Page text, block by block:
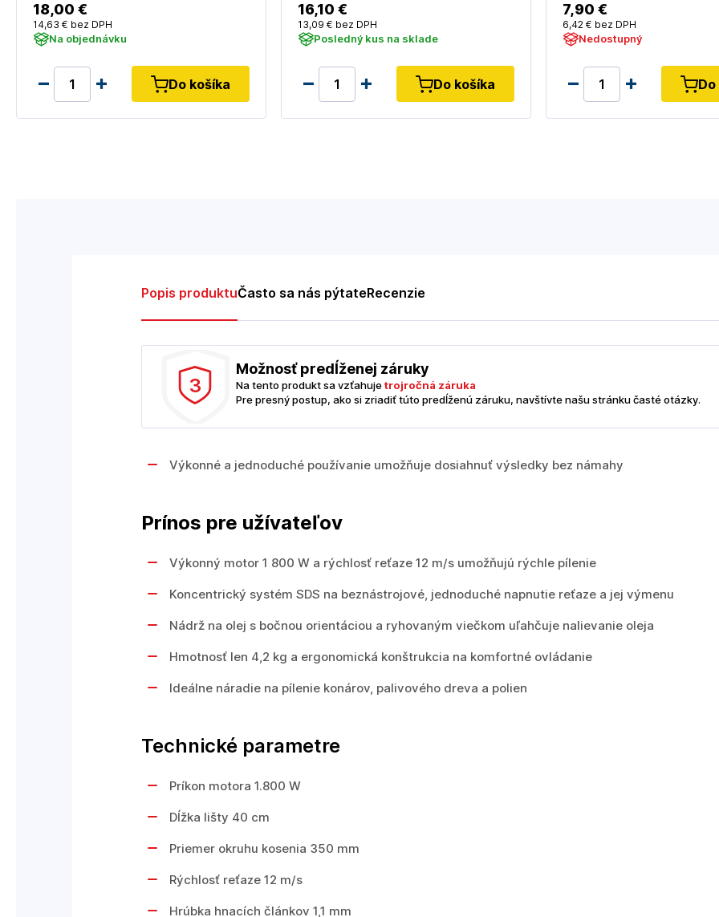
18,00 €
14,63 € bez DPH
Na objednávku
Do košíka
16,10 €
13,09 € bez DPH
Posledný kus na sklade
Do košíka
7,90 €
6,42 € bez DPH
Nedostupný
Popis produktuČasto sa nás pýtateRecenzie
3
Možnosť predĺženej záruky
Na tento produkt sa vzťahujetrojročná záruka
Pre presný postup, ako si zriadiť túto predĺženú záruku, navštívte našu stránku časté otázky.
Výkonné a jednoduché používanie umožňuje dosiahnuť výsledky bez námahy
Prínos pre užívateľov
Výkonný motor 1 800 W a rýchlosť reťaze 12 m/s umožňujú rýchle pílenie
Koncentrický systém SDS na beznástrojové, jednoduché napnutie reťaze a jej výmenu
Nádrž na olej s bočnou orientáciou a ryhovaným viečkom uľahčuje nalievanie oleja
Hmotnosť len 4,2 kg a ergonomická konštrukcia na komfortné ovládanie
Ideálne náradie na pílenie konárov, palivového dreva a polien
Technické parametre
Príkon motora 1.800 W
Dĺžka lišty 40 cm
Priemer okruhu kosenia 350 mm
Rýchlosť reťaze 12 m/s
Hrúbka hnacích článkov 1,1 mm